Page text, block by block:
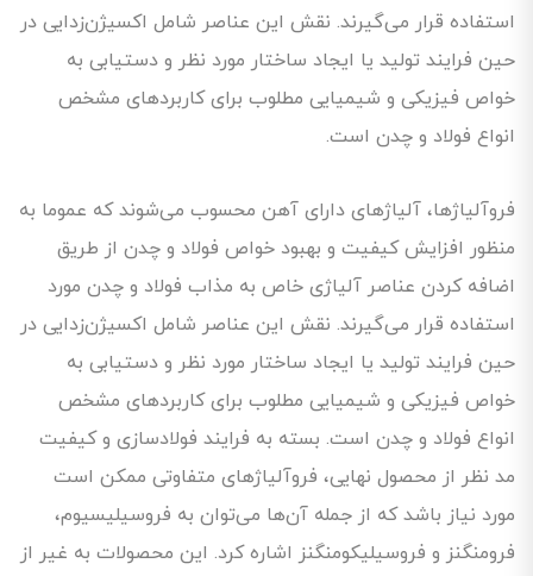
استفاده قرار می‌گیرند. نقش این عناصر شامل اکسیژن‌زدایی در
حین فرایند تولید یا ایجاد ساختار مورد نظر و دستیابی به
خواص فیزیکی و شیمیایی مطلوب برای کاربردهای مشخص
انواع فولاد و چدن است.
فروآلیاژها، آلیاژهای دارای آهن محسوب می‌شوند که عموما به
‌منظور افزایش کیفیت و بهبود خواص فولاد و چدن از طریق
اضافه کردن عناصر آلیاژی خاص به مذاب فولاد و چدن مورد
استفاده قرار می‌گیرند. نقش این عناصر شامل اکسیژن‌زدایی در
حین فرایند تولید یا ایجاد ساختار مورد نظر و دستیابی به
خواص فیزیکی و شیمیایی مطلوب برای کاربردهای مشخص
انواع فولاد و چدن است. بسته به فرایند فولادسازی و کیفیت
مد نظر از محصول نهایی، فروآلیاژهای متفاوتی ممکن است
مورد نیاز باشد که از جمله آن‌ها می‌توان به فروسیلیسیوم،
فرومنگنز و فروسیلیکومنگنز اشاره کرد. این محصولات به غیر از